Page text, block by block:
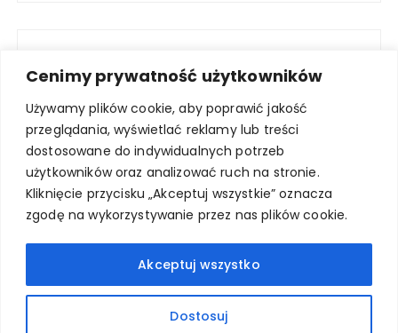
Cenimy prywatność użytkowników
Używamy plików cookie, aby poprawić jakość
przeglądania, wyświetlać reklamy lub treści
dostosowane do indywidualnych potrzeb
użytkowników oraz analizować ruch na stronie.
Kliknięcie przycisku „Akceptuj wszystkie” oznacza
zgodę na wykorzystywanie przez nas plików cookie.
Dostosuj
Akceptuj wszystko